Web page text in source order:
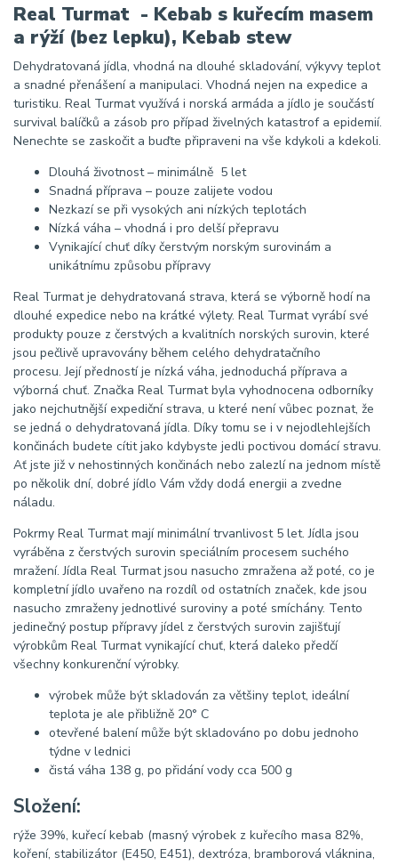
Real Turmat - Kebab s kuřecím masem
a rýží (bez lepku), Kebab stew
Dehydratovaná jídla, vhodná na dlouhé skladování, výkyvy teplot
a snadné přenášení a manipulaci. Vhodná nejen na expedice a
turistiku. Real Turmat využívá i norská armáda a jídlo je součástí
survival balíčků a zásob pro případ živelných katastrof a epidemií.
Nenechte se zaskočit a buďte připraveni na vše kdykoli a kdekoli.
Dlouhá životnost – minimálně 5 let
Snadná příprava – pouze zalijete vodou
Nezkazí se při vysokých ani nízkých teplotách
Nízká váha – vhodná i pro delší přepravu
Vynikající chuť díky čerstvým norským surovinám a
unikátnímu způsobu přípravy
Real Turmat je dehydratovaná strava, která se výborně hodí na
dlouhé expedice nebo na krátké výlety. Real Turmat vyrábí své
produkty pouze z čerstvých a kvalitních norských surovin, které
jsou pečlivě upravovány během celého dehydratačního
procesu. Její předností je nízká váha, jednoduchá příprava a
výborná chuť. Značka Real Turmat byla vyhodnocena odborníky
jako nejchutnější expediční strava, u které není vůbec poznat, že
se jedná o dehydratovaná jídla. Díky tomu se i v nejodlehlejších
končinách budete cítit jako kdybyste jedli poctivou domácí stravu.
Ať jste již v nehostinných končinách nebo zalezlí na jednom místě
po několik dní, dobré jídlo Vám vždy dodá energii a zvedne
náladu.
Pokrmy Real Turmat mají minimální trvanlivost 5 let. Jídla jsou
vyráběna z čerstvých surovin speciálním procesem suchého
mražení. Jídla Real Turmat jsou nasucho zmražena až poté, co je
kompletní jídlo uvařeno na rozdíl od ostatních značek, kde jsou
nasucho zmraženy jednotlivé suroviny a poté smíchány. Tento
jedinečný postup přípravy jídel z čerstvých surovin zajišťují
výrobkům Real Turmat vynikající chuť, která daleko předčí
všechny konkurenční výrobky.
výrobek může být skladován za většiny teplot, ideální
teplota je ale přibližně 20° C
otevřené balení může být skladováno po dobu jednoho
týdne v lednici
čistá váha 138 g, po přidání vody cca 500 g
Složení:
rýže 39%, kuřecí kebab (masný výrobek z kuřecího masa 82%,
koření, stabilizátor (E450, E451), dextróza, bramborová vláknina,